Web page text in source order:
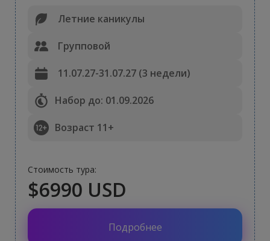
Летние каникулы
Групповой
11.07.27-31.07.27 (3 недели)
Набор до: 01.09.2026
Возраст 11+
Стоимость тура:
$6990 USD
Подробнее